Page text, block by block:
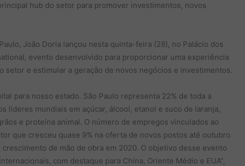
hub do setor para promover investimentos, novos
João Doria lançou nesta quinta-feira (28), no Palácio dos
evento desenvolvido para proporcionar uma experiência
setor e estimular a geração de novos negócios e investimentos.
para nosso estado. São Paulo representa 22% de toda a
líderes mundiais em açúcar, álcool, etanol e suco de laranja,
e proteína animal. O número de empregos vinculados ao
que cresceu quase 9% na oferta de novos postos até outubro
de mão de obra em 2020. O objetivo desse evento
com destaque para China, Oriente Médio e EUA”,